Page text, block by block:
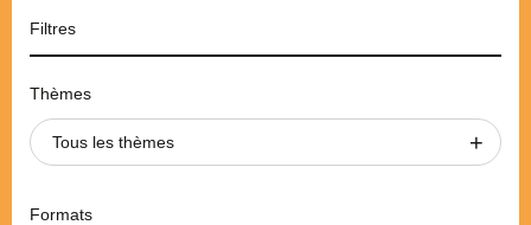
Filtres
Thèmes
Tous les thèmes
Formats